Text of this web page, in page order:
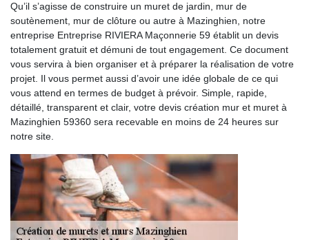
Qu’il s’agisse de construire un muret de jardin, mur de
soutènement, mur de clôture ou autre à Mazinghien, notre
entreprise Entreprise RIVIERA Maçonnerie 59 établit un devis
totalement gratuit et démuni de tout engagement. Ce document
vous servira à bien organiser et à préparer la réalisation de votre
projet. Il vous permet aussi d’avoir une idée globale de ce qui
vous attend en termes de budget à prévoir. Simple, rapide,
détaillé, transparent et clair, votre devis création mur et muret à
Mazinghien 59360 sera recevable en moins de 24 heures sur
notre site.